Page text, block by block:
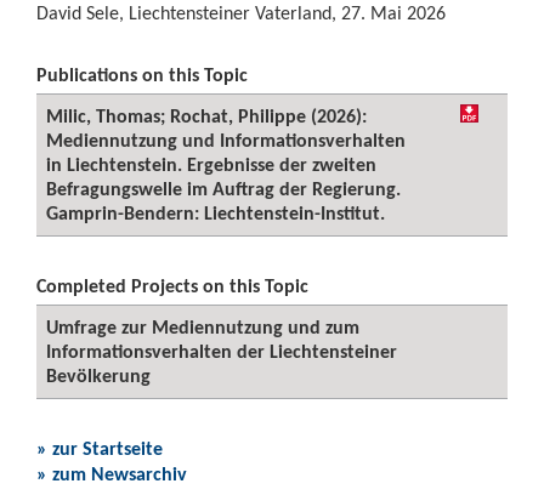
David Sele, Liechtensteiner Vaterland, 27. Mai 2026
Publications on this Topic
Milic, Thomas; Rochat, Philippe (2026):
Mediennutzung und Informationsverhalten
in Liechtenstein. Ergebnisse der zweiten
Befragungswelle im Auftrag der Regierung.
Gamprin-Bendern: Liechtenstein-Institut.
Completed Projects on this Topic
Umfrage zur Mediennutzung und zum
Informationsverhalten der Liechtensteiner
Bevölkerung
» zur Startseite
» zum Newsarchiv